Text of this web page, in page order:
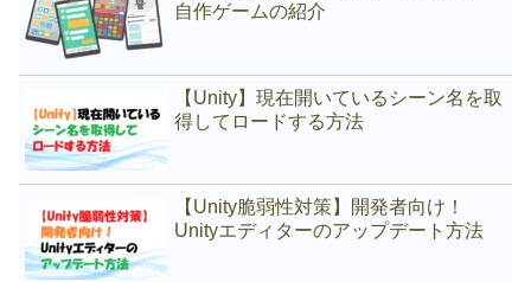
自作ゲームの紹介
【Unity】現在開いているシーン名を取
得してロードする方法
【Unity脆弱性対策】開発者向け！
Unityエディターのアップデート方法